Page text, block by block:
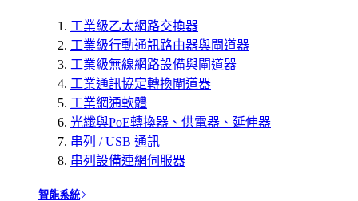
工業級乙太網路交換器
工業級行動通訊路由器與閘道器
工業級無線網路設備與閘道器
工業通訊協定轉換閘道器
工業網通軟體
光纖與PoE轉換器、供電器、延伸器
串列 / USB 通訊
串列設備連網伺服器
智能系統